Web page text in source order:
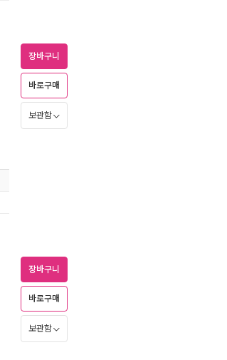
장바구니
바로구매
보관함
장바구니
바로구매
보관함